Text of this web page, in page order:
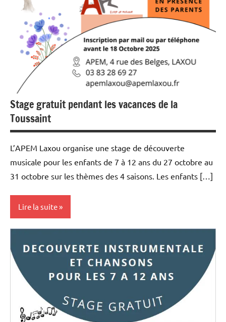
Stage gratuit pendant les vacances de la
Toussaint
L’APEM Laxou organise une stage de découverte
musicale pour les enfants de 7 à 12 ans du 27 octobre au
31 octobre sur les thèmes des 4 saisons. Les enfants […]
Lire la suite